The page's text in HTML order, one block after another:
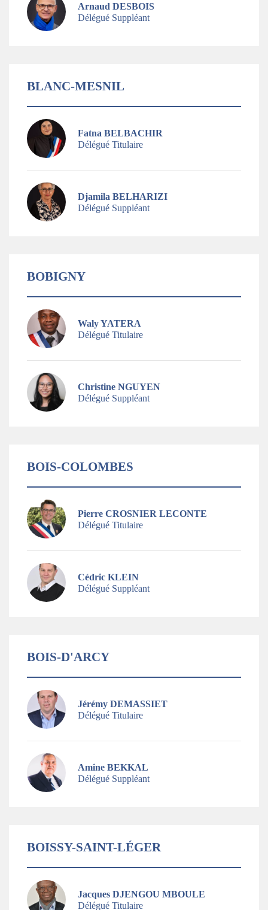
Arnaud DESBOIS
Délégué Suppléant
BLANC-MESNIL
Fatna BELBACHIR
Délégué Titulaire
Djamila BELHARIZI
Délégué Suppléant
BOBIGNY
Waly YATERA
Délégué Titulaire
Christine NGUYEN
Délégué Suppléant
BOIS-COLOMBES
Pierre CROSNIER LECONTE
Délégué Titulaire
Cédric KLEIN
Délégué Suppléant
BOIS-D'ARCY
Jérémy DEMASSIET
Délégué Titulaire
Amine BEKKAL
Délégué Suppléant
BOISSY-SAINT-LÉGER
Jacques DJENGOU MBOULE
Délégué Titulaire